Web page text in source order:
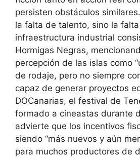
persisten obstáculos
la falta de talento, sino la
infraestructura industrial
Hormigas Negras,
percepción de las islas como
de rodaje, pero no siempre
capaz de generar proyectos
DOCanarias, el festival de
formado a cineastas durante
advierte que los incentivos
siendo “más nuevos y aún
para muchos productores de